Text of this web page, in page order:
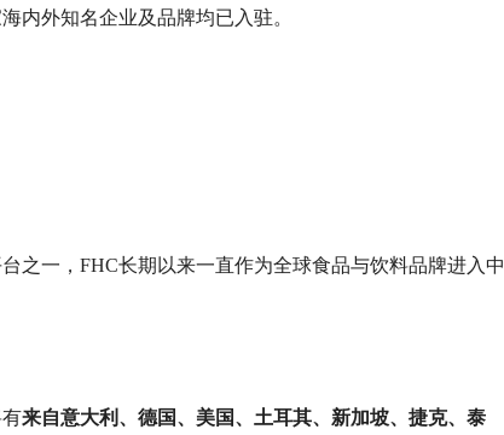
内外知名企业及品牌均已入驻。
之一，FHC长期以来一直作为全球食品与饮料品牌进入中
来自意大利、德国、美国、土耳其、新加坡、捷克、泰